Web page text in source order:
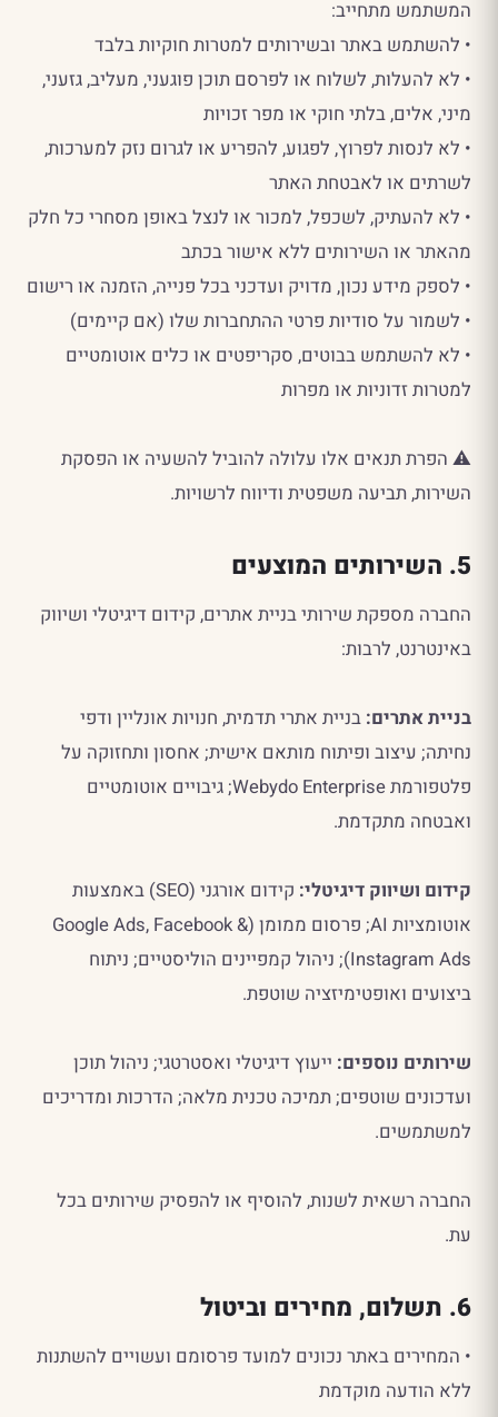
המשתמש מתחייב:
• להשתמש באתר ובשירותים למטרות חוקיות בלבד
• לא להעלות, לשלוח או לפרסם תוכן פוגעני, מעליב, גזעני,
מיני, אלים, בלתי חוקי או מפר זכויות
• לא לנסות לפרוץ, לפגוע, להפריע או לגרום נזק למערכות,
לשרתים או לאבטחת האתר
• לא להעתיק, לשכפל, למכור או לנצל באופן מסחרי כל חלק
מהאתר או השירותים ללא אישור בכתב
• לספק מידע נכון, מדויק ועדכני בכל פנייה, הזמנה או רישום
• לשמור על סודיות פרטי ההתחברות שלו (אם קיימים)
• לא להשתמש בבוטים, סקריפטים או כלים אוטומטיים
למטרות זדוניות או מפרות
⚠️ הפרת תנאים אלו עלולה להוביל להשעיה או הפסקת
השירות, תביעה משפטית ודיווח לרשויות.
5. השירותים המוצעים
החברה מספקת שירותי בניית אתרים, קידום דיגיטלי ושיווק
באינטרנט, לרבות:
בניית אתרים: בניית אתרי תדמית, חנויות אונליין ודפי
נחיתה; עיצוב ופיתוח מותאם אישית; אחסון ותחזוקה על
פלטפורמת Webydo Enterprise; גיבויים אוטומטיים
ואבטחה מתקדמת.
קידום ושיווק דיגיטלי:
קידום אורגני (SEO) באמצעות
אוטומציות AI; פרסום ממומן (Google Ads, Facebook &
Instagram Ads); ניהול קמפיינים הוליסטיים; ניתוח
ביצועים ואופטימיזציה שוטפת.
שירותים נוספים: ייעוץ דיגיטלי ואסטרטגי; ניהול תוכן
ועדכונים שוטפים; תמיכה טכנית מלאה; הדרכות ומדריכים
למשתמשים.
החברה רשאית לשנות, להוסיף או להפסיק שירותים בכל
עת.
6. תשלום, מחירים וביטול
• המחירים באתר נכונים למועד פרסומם ועשויים להשתנות
ללא הודעה מוקדמת